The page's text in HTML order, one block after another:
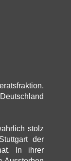
stolz
der
In ihrer